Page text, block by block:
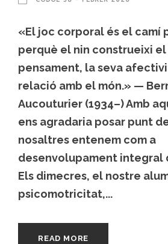
«El joc corporal és el camí
perquè el nin construeixi el
pensament, la seva
relació amb el món.» —
Aucouturier (1934–) Amb
ens agradaria posar punt
nosaltres entenem com a
desenvolupament integral
Els dimecres, el nostre
psicomotricitat,...
READ MORE